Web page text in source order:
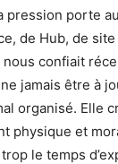
pression porte
de Hub, de
confiait
jamais être à
organisé. Elle
physique et
le temps